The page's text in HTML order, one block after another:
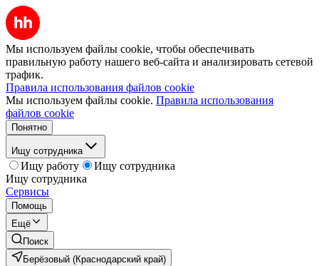
Мы используем файлы cookie, чтобы обеспечивать
правильную работу нашего веб-сайта и анализировать сетевой
трафик.
Правила использования файлов cookie
Мы используем файлы cookie. Правила использования
файлов cookie
Понятно
Ищу сотрудника
Ищу работу
Ищу сотрудника
Ищу сотрудника
Сервисы
Помощь
Ещё
Поиск
Берёзовый (Краснодарский край)